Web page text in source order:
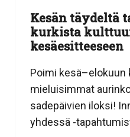
Kesän täydeltä
kurkista
kesäesitteeseen
Poimi
mieluisimmat
sadepäivien iloksi!
yhdessä -